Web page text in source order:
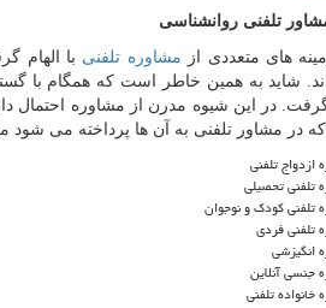
تلفنی روانشناسی
های متعددی از مشاوره تلفنی با الهام
شاید به همین خاطر است که همگام با
در این شیوه مدرن از مشاوره احتمال
در مشاور تلفنی به آن ها پرداخته می شود
ازدواج تلفنی
تلفنی تحصیلی
تلفنی کودک و نوجوان
تلفنی فردی
انگیزشی
جنسی آنلاین
خانواده تلفنی